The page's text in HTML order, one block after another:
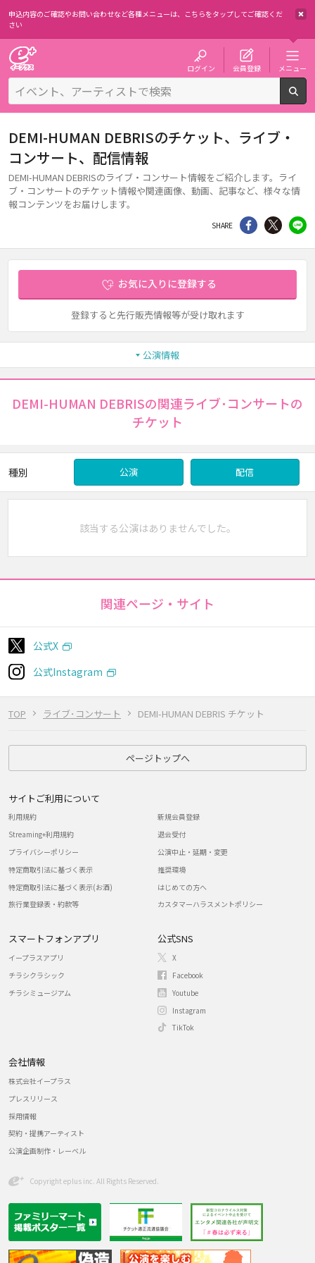
申込内容のご確認やお問い合わせなど各種メニューは、 こちらをタップしてご確認くだ
さい
ログイン 会員登録 メニュー
TOP ライブ･コンサート DEMI-HUMAN DEBRIS チケット
DEMI-HUMAN DEBRISのチケット、ライブ・
コンサート、配信情報
DEMI-HUMAN DEBRISのライブ・コンサート情報をご紹介します。ライ
ブ・コンサートのチケット情報や関連画像、動画、記事など、様々な情
報コンテンツをお届けします。
SHARE シェア Twitter
お気に入りに登録する
登録すると先行販売情報等が受け取れます
公演情報
DEMI-HUMAN DEBRISの関連ライブ･コンサートの
チケット
種別 公演 配信
該当する公演はありませんでした。
関連ページ・サイト
公式X
公式Instagram
ページトップへ
サイトご利用について
利用規約
Streaming+利用規約
プライバシーポリシー
特定商取引法に基づく表示
特定商取引法に基づく表示(お酒)
旅行業登録表・約款等
新規会員登録
退会受付
公演中止・延期・変更
推奨環境
はじめての方へ
カスタマーハラスメントポリシー
スマートフォンアプリ
イープラスアプリ
チラシクラシック
チラシミュージアム
公式SNS
X
Facebook
Youtube
Instagram
TikTok
会社情報
株式会社イープラス
プレスリリース
採用情報
契約・提携アーティスト
公演企画制作・レーベル
Copyright eplus inc. All Rights Reserved.